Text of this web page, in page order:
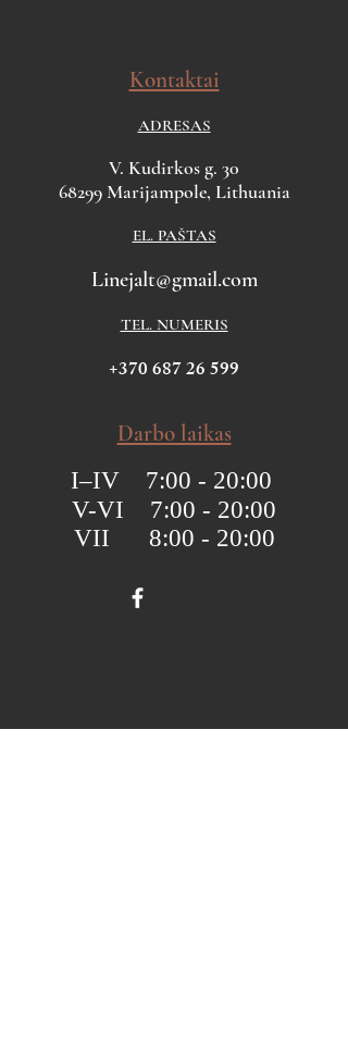
Kontaktai
ADRESAS
V. Kudirkos g. 30
68299 Marijampole, Lithuania
EL. PAŠTAS
Linejalt@gmail.com
TEL. NUMERIS
+370 687 26 599
Darbo laikas
I–IV 7:00 - 20:00
V-VI 7:00 - 20:00
VII 8:00 - 20:00